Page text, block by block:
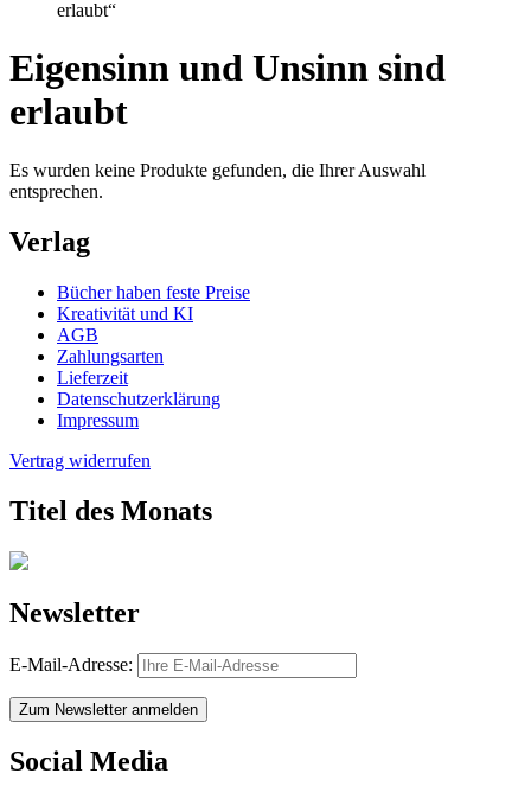
erlaubt“
Eigensinn und Unsinn sind
erlaubt
Es wurden keine Produkte gefunden, die Ihrer Auswahl
entsprechen.
Verlag
Bücher haben feste Preise
Kreativität und KI
AGB
Zahlungsarten
Lieferzeit
Datenschutzerklärung
Impressum
Vertrag widerrufen
Titel des Monats
Newsletter
E-Mail-Adresse:
Zum Newsletter anmelden
Social Media